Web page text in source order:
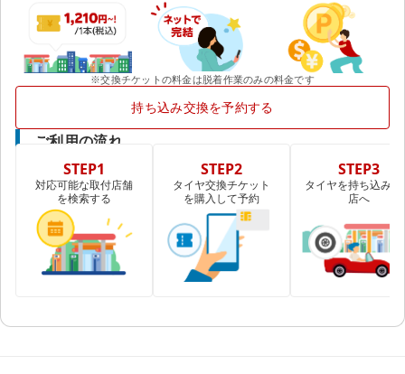
※交換チケットの料金は脱着作業のみの料金です
持ち込み交換を予約する
ご利用の流れ
STEP1
対応可能な取付店舗
を検索する
STEP2
タイヤ交換チケット
を購入して予約
STEP3
タイヤを持ち込み取
店へ